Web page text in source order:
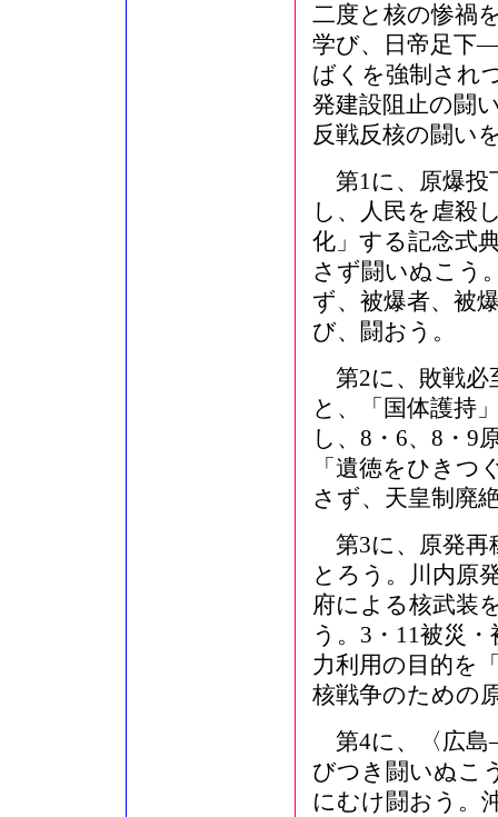
二度と核の惨禍
学び、日帝足下
ばくを強制され
発建設阻止の闘
反戦反核の闘い
第1に、原爆投
し、人民を虐殺
化」する記念式
さず闘いぬこう
ず、被爆者、被
び、闘おう。
第2に、敗戦必
と、「国体護持
し、8・6、8・9
「遺徳をひき
さず、天皇制廃
第3に、原発再
とろう。川内原
府による核武装
う。3・11被災
力利用の目的を
核戦争のための
第4に、〈広島
びつき闘いぬこ
にむけ闘おう。